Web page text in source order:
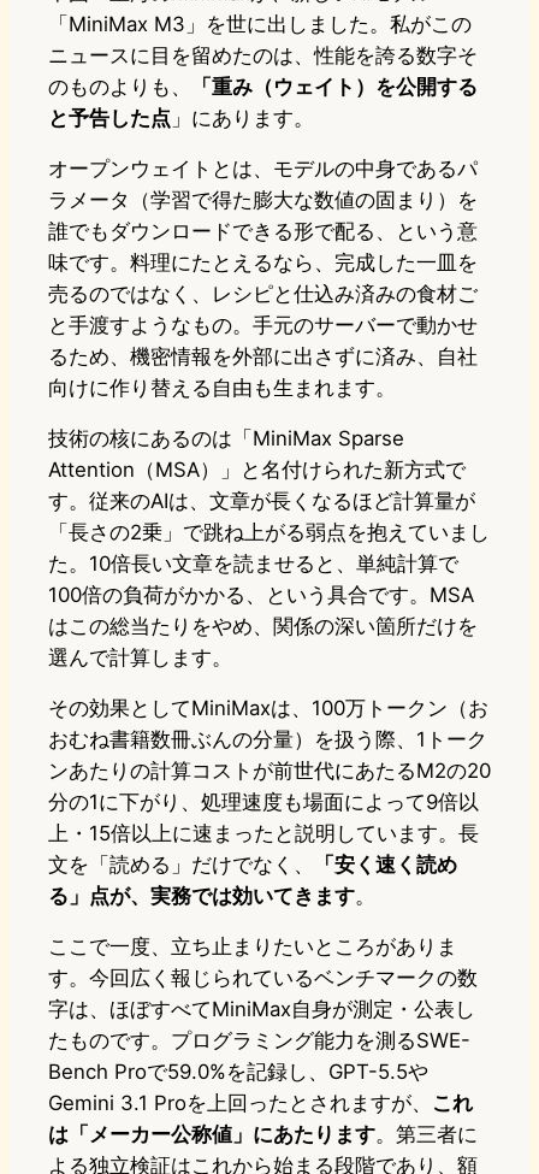
「MiniMax M3」を世に出しました。私がこの
ニュースに目を留めたのは、性能を誇る数字そ
のものよりも、
「重み（ウェイト）を公開する
と予告した点 」にあります。
オープンウェイトとは、モデルの中身であるパ
ラメータ（学習で得た膨大な数値の固まり）を
誰でもダウンロードできる形で配る、という意
味です。料理にたとえるなら、完成した一皿を
売るのではなく、レシピと仕込み済みの食材ご
と手渡すようなもの。手元のサーバーで動かせ
るため、機密情報を外部に出さずに済み、自社
向けに作り替える自由も生まれます。
技術の核にあるのは「MiniMax Sparse
Attention（MSA）」と名付けられた新方式で
す。従来のAIは、文章が長くなるほど計算量が
「長さの2乗」で跳ね上がる弱点を抱えていまし
た。10倍長い文章を読ませると、単純計算で
100倍の負荷がかかる、という具合です。MSA
はこの総当たりをやめ、関係の深い箇所だけを
選んで計算します。
その効果としてMiniMaxは、100万トークン（お
おむね書籍数冊ぶんの分量）を扱う際、1トーク
ンあたりの計算コストが前世代にあたるM2の20
分の1に下がり、処理速度も場面によって9倍以
上・15倍以上に速まったと説明しています。長
文を「読める」だけでなく、
「安く速く読め
る」点が、実務では効いてきます。
ここで一度、立ち止まりたいところがありま
す。今回広く報じられているベンチマークの数
字は、ほぼすべてMiniMax自身が測定・公表し
たものです。プログラミング能力を測るSWE-
Bench Proで59.0%を記録し、GPT-5.5や
Gemini 3.1 Proを上回ったとされますが、 これ
は「メーカー公称値」にあたります。第三者に
よる独立検証はこれから始まる段階であり、額